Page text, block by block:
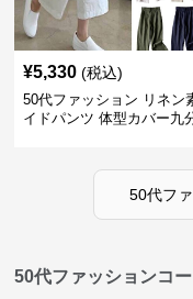
¥5,330 (税込)
50代ファッション リネン
イドパンツ 体型カバー九
50代フ
50代ファッションコ